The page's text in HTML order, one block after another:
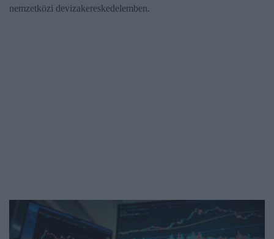
nemzetközi devizakereskedelemben.